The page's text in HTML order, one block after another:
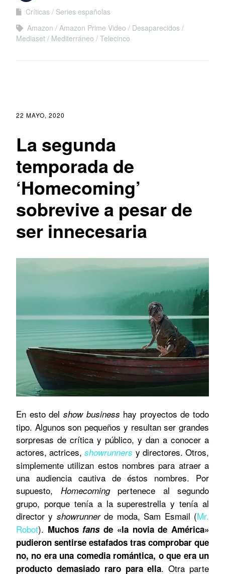
Críticas
Series españolas
Amazon
Amazon Prime Video
Desaparecidos
Mediaset
Mediterráneo Telecinco
22 MAYO, 2020
La segunda
temporada de
‘Homecoming’
sobrevive a pesar de
ser innecesaria
En esto del show business hay proyectos de todo
tipo. Algunos son pequeños y resultan ser grandes
sorpresas de crítica y público, y dan a conocer a
actores, actrices,showrunners y directores. Otros,
simplemente utilizan estos nombres para atraer a
una audiencia cautiva de éstos nombres. Por
supuesto, Homecoming pertenece al segundo
grupo, porque tenía a la superestrella y tenía al
director y showrunnerde moda, Sam Esmail (Mr.
Robot). Muchos fansde «la novia de América»
pudieron sentirse estafados tras comprobar que
no, no era una comedia romántica, o que era un
producto demasiado raro para ella. Otra parte